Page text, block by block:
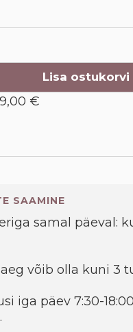
Lisa ostukorvi
€
SAAMINE
samal päeval:
võib olla kuni 3
iga päev 7:30-